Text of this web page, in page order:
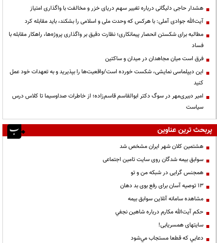
هشدار حاجی دلیگانی درباره تغییر سهم دریای خزر و مخالفت با واگذاری امتیاز
آیت‌الله جوادی آملی: با هرکس که وحدت ملی و اسلامی را بشکند، باید مقابله کرد
مطالبه برای شکستن انحصار پیمانکاری؛ نظارت دقیق بر واگذاری پروژه‌ها، راهکار مقابله با
فساد
فرق است میان مجاهدان در میدان و ساکتین
این دیپلماسی نمایشی، شکست خورده است/واقعیت‌ها را بپذیرید و به تعهدات خود عمل
کنید
امیر دبیری‌مهر در سوگ دکتر ابوالقاسم قاسم‌زاده؛ از خاطرات صداوسیما تا کلاس درس
سیاست
پربحث ترین عناوین
هشتمین کلان شهر ایران مشخص شد
سوابق بیمه شدگان روی سایت تامین اجتماعی
همجنس گرایی در شبکه من و تو
13 توصیه آسان برای رفع بوی بد دهان
مشاهده سامانه آنلاين سوابق بیمه
حكم آيت‌الله مكارم درباره شاهين نجفي
سایتهای همسریابی!
دعايي كه قطعا مستجاب مي‌شود